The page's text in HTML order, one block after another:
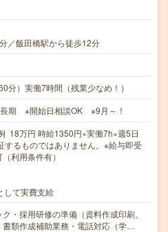
／飯田橋駅から徒歩12分
分）実働7時間（残業少なめ！）
期 ※開始日相談OK ※9月～！
18万円 時給1350円×実働7h×週5日
るものではありません。※給与即受
利用条件有）
して実費支給
・採用研修の準備（資料作成印刷、
書類作成補助業務・電話対応（学…